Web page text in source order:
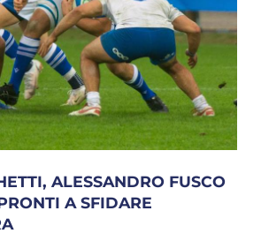
ALESSANDRO FUSCO
A SFIDARE